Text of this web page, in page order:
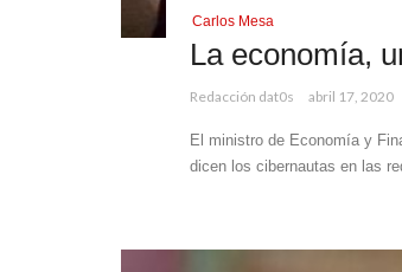
Carlos Mesa
La economía,
Redacción dat0s abril 17, 2020
El ministro de Economía y
dicen los cibernautas en las